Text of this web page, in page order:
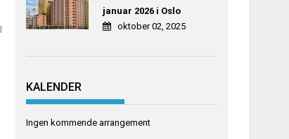
januar 2026 i Oslo
oktober 02, 2025
KALENDER
Ingen kommende arrangement